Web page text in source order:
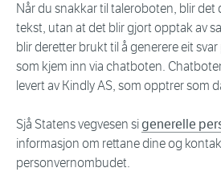
Når du snakkar til taleroboten, blir det
tekst, utan at det blir gjort opptak av
blir deretter brukt til å generere eit
som kjem inn via chatboten.
levert av Kindly AS, som opptrer som
Sjå Statens vegvesen sigenerelle
informasjon om rettane dine og
personvernombudet.